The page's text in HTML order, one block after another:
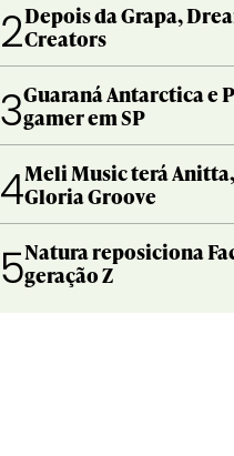
2Depois da Grapa,
Creators
3Guaraná Antarctica e
gamer em SP
4Meli Music terá
Gloria Groove
5Natura reposiciona
geração Z